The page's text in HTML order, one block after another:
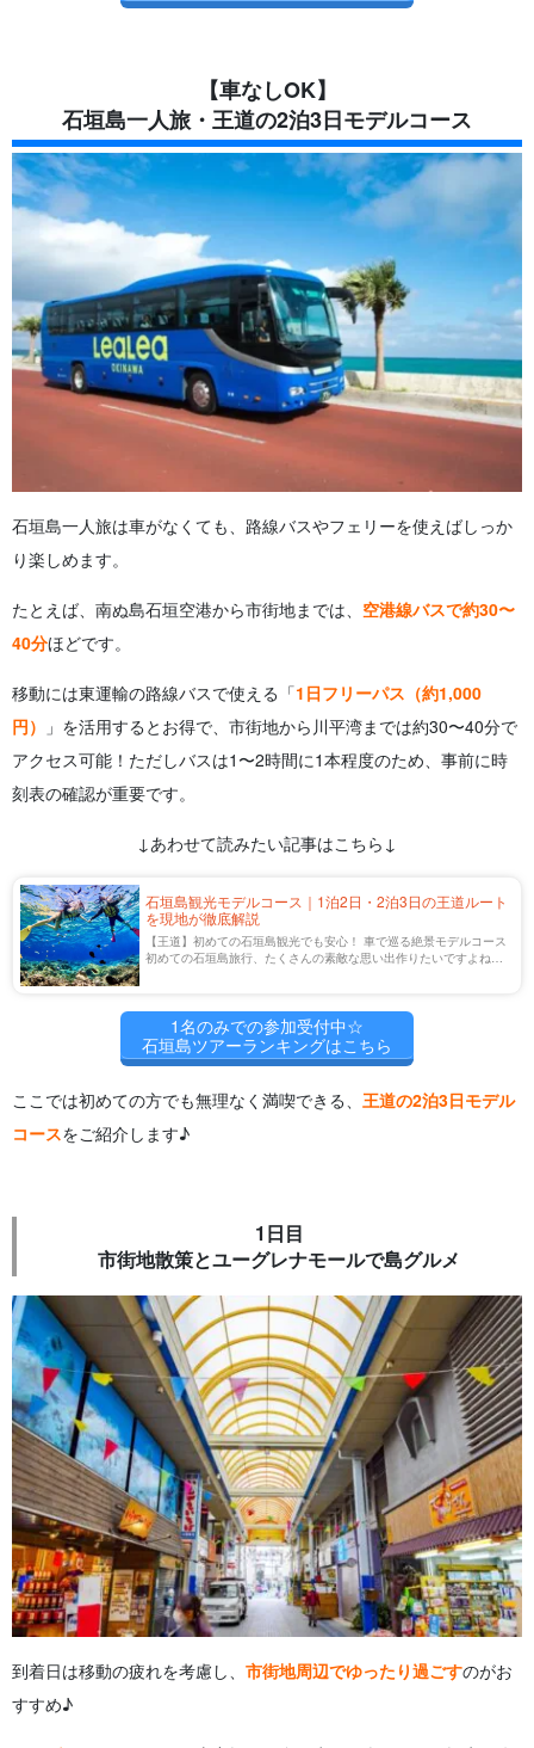
【車なしOK】
石垣島一人旅・王道の2泊3日モデルコース
石垣島一人旅は車がなくても、路線バスやフェリーを使えばしっか
り楽しめます。
たとえば、南ぬ島石垣空港から市街地までは、 空港線バスで約30〜
40分ほどです。
移動には東運輸の路線バスで使える「1日フリーパス（約1,000
円）
」を活用するとお得で、市街地から川平湾までは約30〜40分で
アクセス可能！ただしバスは1〜2時間に1本程度のため、事前に時
刻表の確認が重要です。
↓あわせて読みたい記事はこちら↓
石垣島観光モデルコース｜1泊2日・2泊3日の王道ルート
を現地が徹底解説
【王道】初めての石垣島観光でも安心！ 車で巡る絶景モデルコース
初めての石垣島旅行、たくさんの素敵な思い出作りたいですよね。
1名のみでの参加受付中☆
石垣島ツアーランキングはこちら
ここでは初めての方でも無理なく満喫できる、 王道の2泊3日モデル
コースをご紹介します♪
1日目
市街地散策とユーグレナモールで島グルメ
到着日は移動の疲れを考慮し、 市街地周辺でゆったり過ごすのがお
すすめ♪